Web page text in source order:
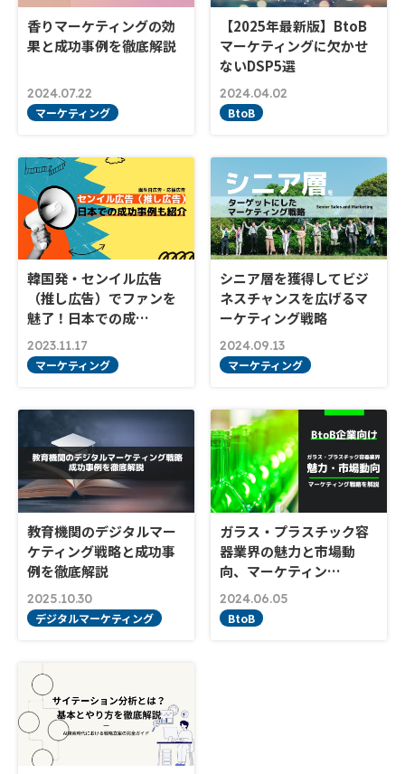
香りマーケティングの効
果と成功事例を徹底解説
2024.07.22
マーケティング
【2025年最新版】BtoB
マーケティングに欠かせ
ないDSP5選
2024.04.02
BtoB
韓国発・センイル広告
（推し広告）でファンを
魅了！日本での成…
2023.11.17
マーケティング
シニア層を獲得してビジ
ネスチャンスを広げるマ
ーケティング戦略
2024.09.13
マーケティング
教育機関のデジタルマー
ケティング戦略と成功事
例を徹底解説
2025.10.30
デジタルマーケティング
ガラス・プラスチック容
器業界の魅力と市場動
向、マーケティン…
2024.06.05
BtoB